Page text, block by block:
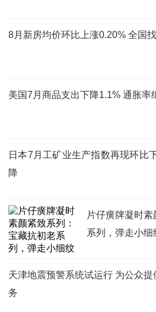
8月新房均价环比上涨0.20% 全国
美国7月商品支出下降1.1% 通胀率
日本7月工矿业生产指数再现环比
降
片仔癀牌凝时
系列，弹走小细
天津地震预警系统试运行 为公众
务